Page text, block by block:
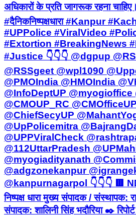
अधिकारों के प्रति जागरूक रहना
#दैनिकनिष्पक्षधारा #Kanpur
#UPPolice #ViralVideo
#Extortion #BreakingNews
#Justice 👇👇👇 @dgpup
@RSSgeet @wpl1090
@PMOIndia @HMOIndia
@InfoDeptUP
@CMOUP_RC
@ChiefSecyUP
@UpPolicemitra
@UPPViralCheck
@112UttarPradesh
@myogiadityanath
@adgzonekanpur
@kanpurnagarpol 👇👇👇 🟥
निष्पक्ष धारा मुख्य संपादक / संस्थापक:
संपादक: शालिनी सिंह भदौरिया ✒️